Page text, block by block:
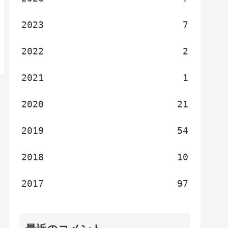
2023 7
2022 2
2021 1
2020 21
2019 54
2018 10
2017 97